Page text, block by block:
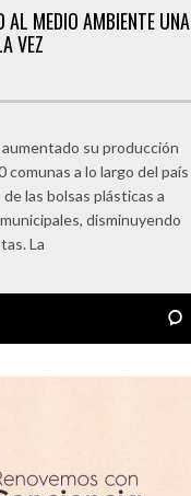
AL MEDIO AMBIENTE UNA
VEZ
su producción
comunas a lo largo del país
las bolsas plásticas a
disminuyendo
La